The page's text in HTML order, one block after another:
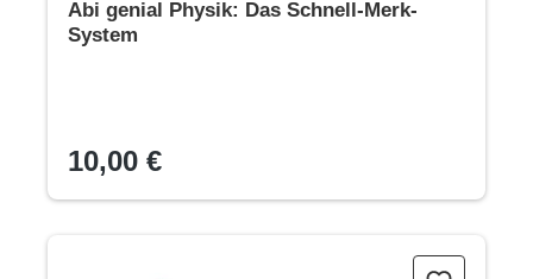
Abi genial Physik: Das Schnell-Merk-
System
10,00 €
Duden Schulwissen 5. bis 10. Klasse 5 Bände